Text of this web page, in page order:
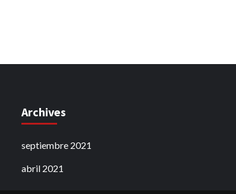
Archives
septiembre 2021
abril 2021